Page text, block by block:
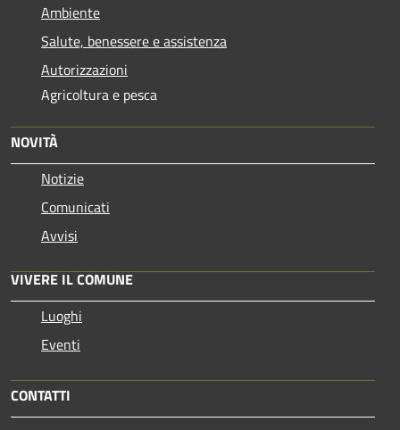
Ambiente
Salute, benessere e assistenza
Autorizzazioni
Agricoltura e pesca
NOVITÀ
Notizie
Comunicati
Avvisi
VIVERE IL COMUNE
Luoghi
Eventi
CONTATTI